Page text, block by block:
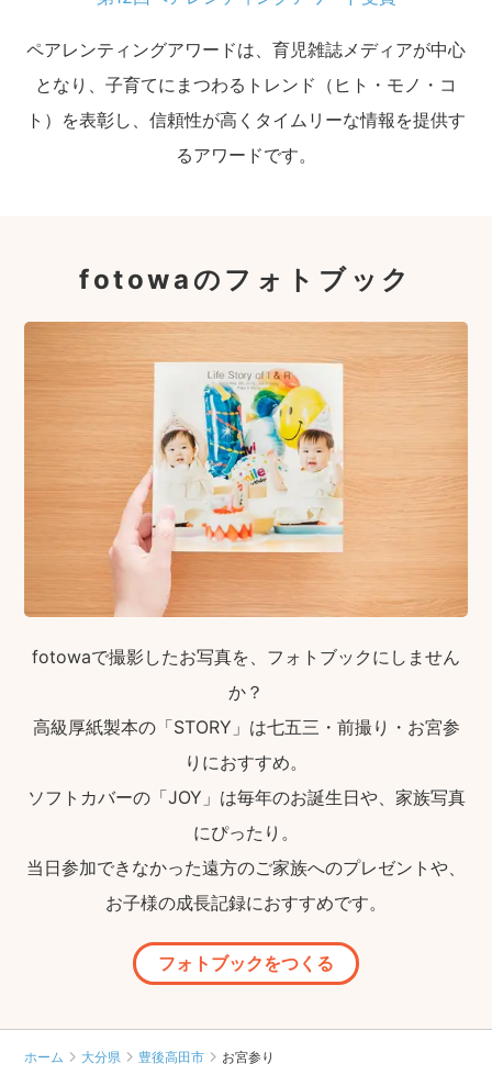
ペアレンティングアワードは、育児雑誌メディアが中心
となり、子育てにまつわるトレンド（ヒト・モノ・コ
ト）を表彰し、信頼性が高くタイムリーな情報を提供す
るアワードです。
fotowaのフォトブック
fotowaで撮影したお写真を、フォトブックにしません
か？
高級厚紙製本の「STORY」は七五三・前撮り・お宮参
りにおすすめ。
ソフトカバーの「JOY」は毎年のお誕生日や、家族写真
にぴったり。
当日参加できなかった遠方のご家族へのプレゼントや、
お子様の成長記録におすすめです。
フォトブックをつくる
ホーム 大分県 豊後高田市 お宮参り